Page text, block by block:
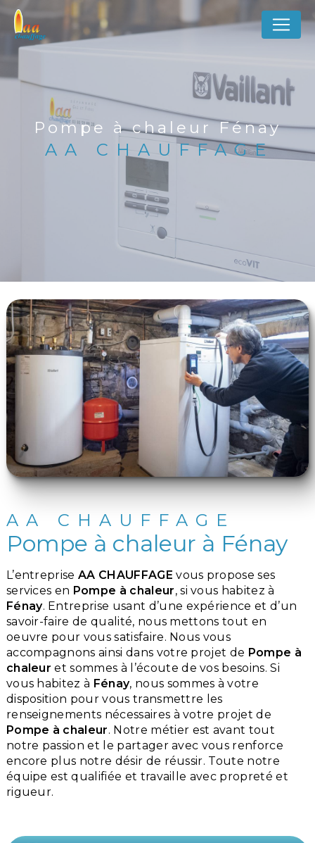
Pompe à chaleur Fénay
AA CHAUFFAGE
AA CHAUFFAGE
Pompe à chaleur à Fénay
L’entrepriseAA CHAUFFAGE vous propose ses
services en Pompe à chaleur, si vous habitez à
Fénay. Entreprise usant d’une expérience et d’un
savoir-faire de qualité, nous mettons tout en
oeuvre pour vous satisfaire. Nous vous
accompagnons ainsi dans votre projet de Pompe à
chaleur et sommes à l’écoute de vos besoins. Si
vous habitez à Fénay, nous sommes à votre
disposition pour vous transmettre les
renseignements nécessaires à votre projet de
Pompe à chaleur. Notre métier est avant tout
notre passion et le partager avec vous renforce
encore plus notre désir de réussir. Toute notre
équipe est qualifiée et travaille avec propreté et
rigueur.
Panneau de gestion des cookies